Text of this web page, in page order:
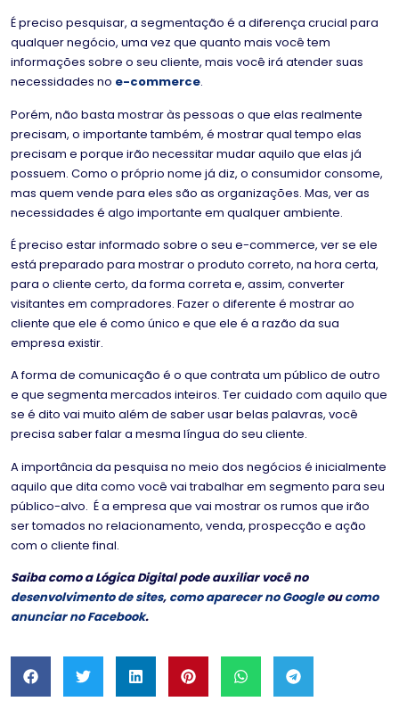
É preciso pesquisar, a segmentação é a diferença crucial para
qualquer negócio, uma vez que quanto mais você tem
informações sobre o seu cliente, mais você irá atender suas
necessidades no e-commerce.
Porém, não basta mostrar às pessoas o que elas realmente
precisam, o importante também, é mostrar qual tempo elas
precisam e porque irão necessitar mudar aquilo que elas já
possuem. Como o próprio nome já diz, o consumidor consome,
mas quem vende para eles são as organizações. Mas, ver as
necessidades é algo importante em qualquer ambiente.
É preciso estar informado sobre o seu e-commerce, ver se ele
está preparado para mostrar o produto correto, na hora certa,
para o cliente certo, da forma correta e, assim, converter
visitantes em compradores. Fazer o diferente é mostrar ao
cliente que ele é como único e que ele é a razão da sua
empresa existir.
A forma de comunicação é o que contrata um público de outro
e que segmenta mercados inteiros. Ter cuidado com aquilo que
se é dito vai muito além de saber usar belas palavras, você
precisa saber falar a mesma língua do seu cliente.
A importância da pesquisa no meio dos negócios é inicialmente
aquilo que dita como você vai trabalhar em segmento para seu
público-alvo. É a empresa que vai mostrar os rumos que irão
ser tomados no relacionamento, venda, prospecção e ação
com o cliente final.
Saiba como a Lógica Digital pode auxiliar você no
desenvolvimento de sites, como aparecer no Googleoucomo
anunciar no Facebook.